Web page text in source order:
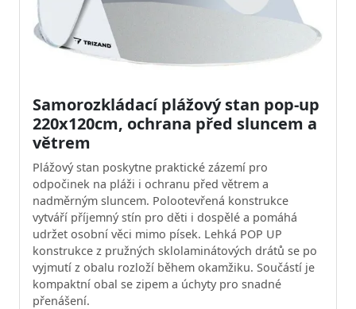
Samorozkládací plážový stan pop-up
220x120cm, ochrana před sluncem a
větrem
Plážový stan poskytne praktické zázemí pro
odpočinek na pláži i ochranu před větrem a
nadměrným sluncem. Polootevřená konstrukce
vytváří příjemný stín pro děti i dospělé a pomáhá
udržet osobní věci mimo písek. Lehká POP UP
konstrukce z pružných sklolaminátových drátů se po
vyjmutí z obalu rozloží během okamžiku. Součástí je
kompaktní obal se zipem a úchyty pro snadné
přenášení.